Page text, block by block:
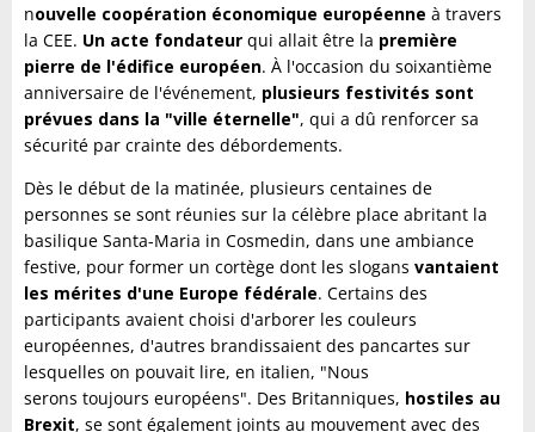
nouvelle coopération économique européenne à travers
la CEE. Un acte fondateur qui allait être la première
pierre de l'édifice européen. À l'occasion du soixantième
anniversaire de l'événement, plusieurs festivités sont
prévues dans la "ville éternelle", qui a dû renforcer sa
sécurité par crainte des débordements.
Dès le début de la matinée, plusieurs centaines de
personnes se sont réunies sur la célèbre place abritant la
basilique Santa-Maria in Cosmedin, dans une ambiance
festive, pour former un cortège dont les slogans vantaient
les mérites d'une Europe fédérale. Certains des
participants avaient choisi d'arborer les couleurs
européennes, d'autres brandissaient des pancartes sur
lesquelles on pouvait lire, en italien, "Nous
serons toujours européens". Des Britanniques, hostiles au
Brexit, se sont également joints au mouvement avec des